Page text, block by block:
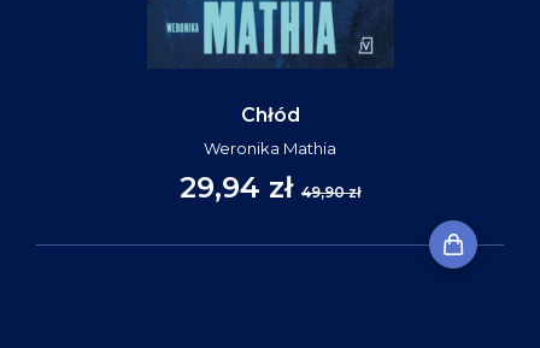
Chłód
Weronika Mathia
29,94 zł 49,90 zł